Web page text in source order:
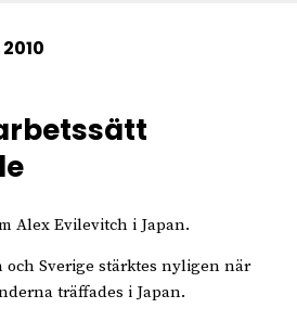
2010
Alex Evilevitch i Japan.
Sverige stärktes nyligen när
träffades i Japan.